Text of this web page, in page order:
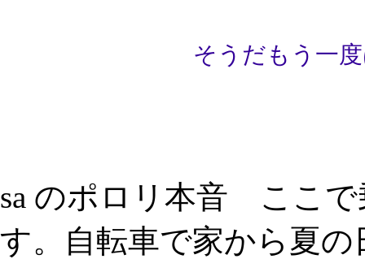
そうだもう一
sa のポロリ本音 ここで
す。自転車で家から夏